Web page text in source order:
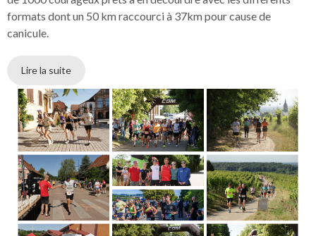
formats dont un 50 km raccourci à 37km pour cause de
canicule.
Lire la suite